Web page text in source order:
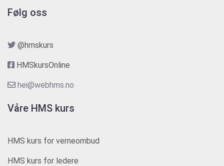
Følg oss
@hmskurs
HMSkursOnline
hei@webhms.no
Våre HMS kurs
HMS kurs for verneombud
HMS kurs for ledere